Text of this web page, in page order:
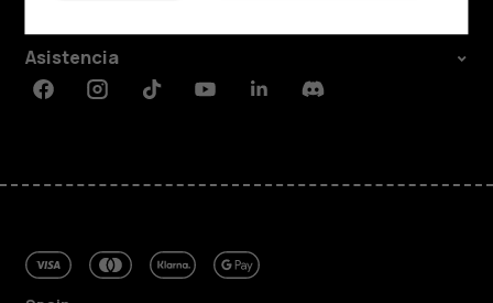
Asistencia
FacebookInstagramTiktokYoutubeLinkedinDiscord